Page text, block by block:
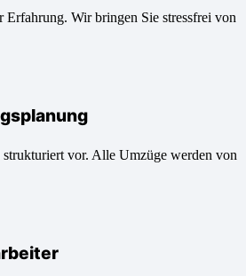
Erfahrung. Wir bringen Sie stressfrei von
vor. Alle Umzüge werden von